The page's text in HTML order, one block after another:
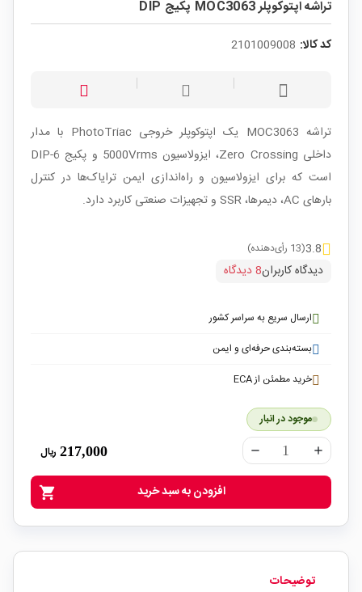
تراشه اپتوکوپلر MOC3063 پکیج DIP
کد کالا: 2101009008
تراشه MOC3063 یک اپتوکوپلر خروجی PhotoTriac با مدار
داخلی Zero Crossing، ایزولاسیون 5000Vrms و پکیج DIP-6
است که برای ایزولاسیون و راه‌اندازی ایمن ترایاک‌ها در کنترل
بارهای AC، دیمرها، SSR و تجهیزات صنعتی کاربرد دارد.
3.8(13 رأی‌دهنده)
دیدگاه کاربران8 دیدگاه
ارسال سریع به سراسر کشور
بسته‌بندی حرفه‌ای و ایمن
خرید مطمئن از ECA
موجود در انبار
remove add
217,000 ریال
shopping_cart افزودن به سبد خرید
توضیحات